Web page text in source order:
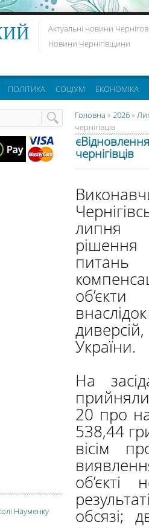
Актуальні новини
Новини Чернігівщини
ПОЛІТИКА СОЦІУМ ЕКОНОМІКА
Головна » 2026»
чернігівців
чернігівців
липня
України.
На
20 про
538,44
вісім
обсязі;
Науменку